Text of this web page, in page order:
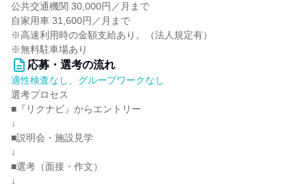
公共交通機関 30,000円／月まで
自家用車 31,600円／月まで
※高速利用時の金額支給あり。（法人規定有）
※無料駐車場あり
応募・選考の流れ
適性検査なし、グループワークなし
選考プロセス
■『リクナビ』からエントリー
↓
■説明会・施設見学
↓
■選考（面接・作文）
↓